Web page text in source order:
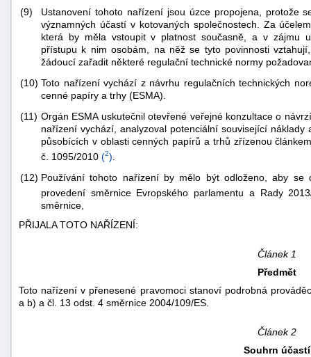
(9)
Ustanovení tohoto nařízení jsou úzce propojena, protože
významných účastí v kotovaných společnostech. Za
která by měla vstoupit v platnost současně, a v zájmu
přístupu k nim osobám, na něž se tyto povinnosti
žádoucí zařadit některé regulační technické normy
(10) Toto nařízení vychází z návrhu regulačních technických
cenné papíry a trhy (ESMA).
(11) Orgán ESMA uskutečnil otevřené veřejné konzultace o
nařízení vychází, analyzoval potenciální související
působících v oblasti cenných papírů a trhů zřízenou
č. 1095/2010 (2)
(12) Používání tohoto nařízení by mělo být odloženo, aby se
provedení směrnice Evropského parlamentu a Rady
směrnice,
PŘIJALA TOTO NAŘÍZENÍ:
Článek 1
Předmět
Toto nařízení v přenesené pravomoci stanoví podrobná
a b) a čl. 13 odst. 4 směrnice 2004/109/ES.
Článek 2
Souhrn účastí
náhrady